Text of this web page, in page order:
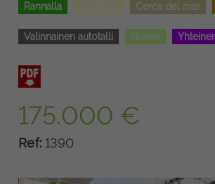
Rannalla Cerca del mar
Valinnainen autotalli Nuevo
175.000 €
Ref: 1390